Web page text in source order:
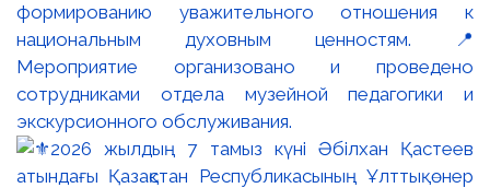
формированию уважительного отношения к
национальным духовным ценностям. 📍
Мероприятие организовано и проведено
сотрудниками отдела музейной педагогики и
экскурсионного обслуживания.